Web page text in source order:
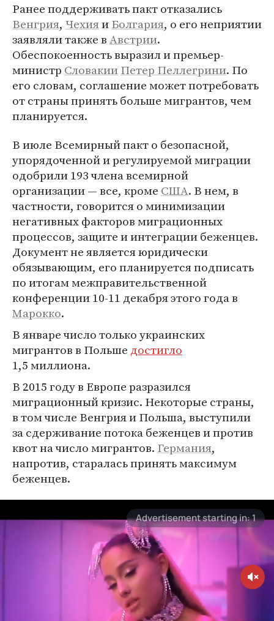
Ранее поддерживать пакт отказались
Венгрия, ЧехияиБолгария, о его неприятии
заявляли также вАвстрии.
Обеспокоенность выразил и премьер-
министр СловакииПетер Пеллегрини. По
его словам, соглашение может потребовать
от страны принять больше мигрантов, чем
планируется.
В июле Всемирный пакт о безопасной,
упорядоченной и регулируемой миграции
одобрили 193 члена всемирной
организации — все, кроме США. В нем, в
частности, говорится о минимизации
негативных факторов миграционных
процессов, защите и интеграции беженцев.
Документ не является юридически
обязывающим, его планируется подписать
по итогам межправительственной
конференции 10-11 декабря этого года в
Марокко.
В январе число только украинских
мигрантов в Польше достигло
1,5 миллиона.
В 2015 году в Европе разразился
миграционный кризис. Некоторые страны,
в том числе Венгрия и Польша, выступили
за сдерживание потока беженцев и против
квот на число мигрантов. Германия,
напротив, старалась принять максимум
беженцев.